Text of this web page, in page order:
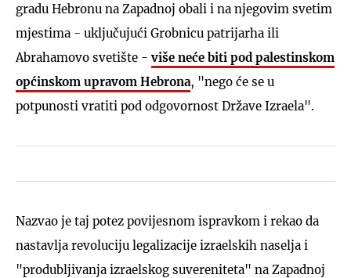
gradu Hebronu na Zapadnoj obali i na njegovim svetim
mjestima - uključujući Grobnicu patrijarha ili
Abrahamovo svetište -više neće biti pod palestinskom
općinskom upravom Hebrona, "nego će se u
potpunosti vratiti pod odgovornost Države Izraela".
Nazvao je taj potez povijesnom ispravkom i rekao da
nastavlja revoluciju legalizacije izraelskih naselja i
"produbljivanja izraelskog suvereniteta" na Zapadnoj